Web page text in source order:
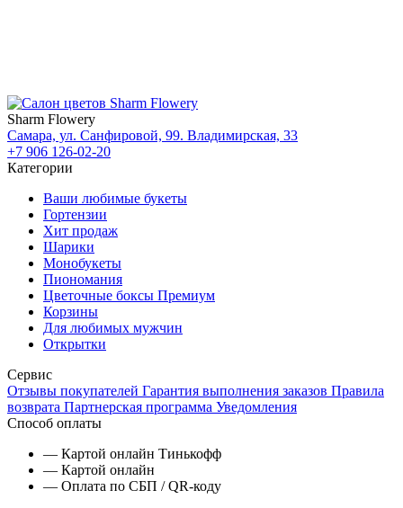
Sharm Flowery
Самара, ул. Санфировой, 99. Владимирская, 33
+7 906 126-02-20
Категории
Ваши любимые букеты
Гортензии
Хит продаж
Шарики
Монобукеты
Пиономания
Цветочные боксы Премиум
Корзины
Для любимых мужчин
Открытки
Сервис
Отзывы покупателей Гарантия выполнения заказов Правила
возврата Партнерская программа Уведомления
Способ оплаты
— Картой онлайн Тинькофф
— Картой онлайн
— Оплата по СБП / QR-коду